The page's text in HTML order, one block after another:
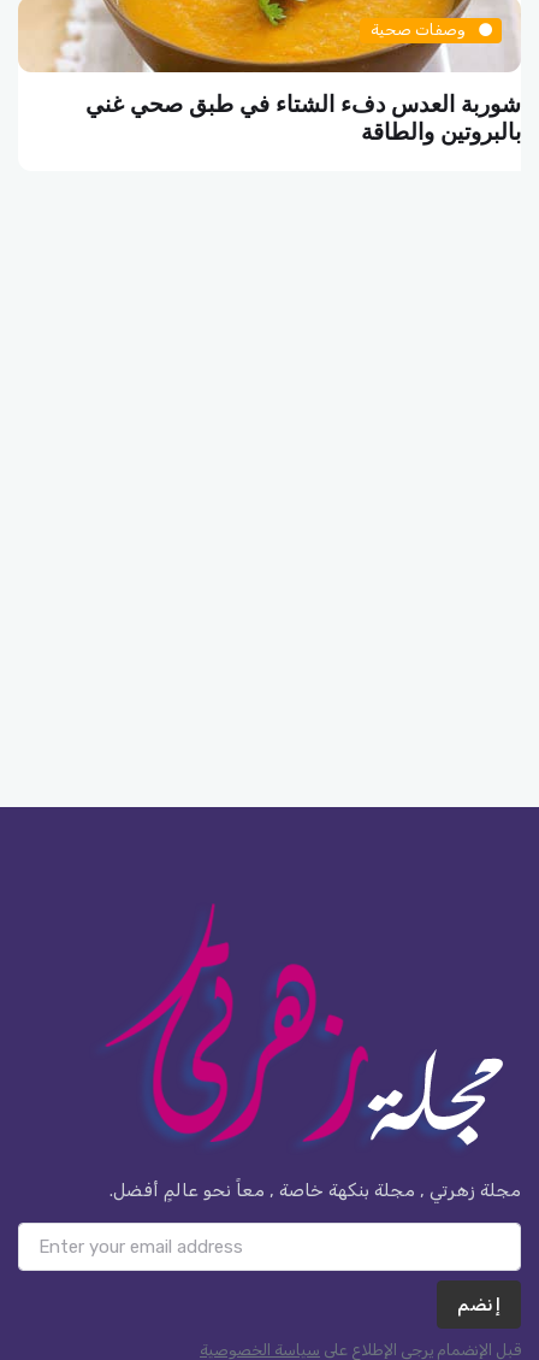
وصفات صحية
البرغر النباتي وجبة الشبع الشهية بين الطعم والصحة
مجلة زهرتي , مجلة بنكهة خاصة , معاً نحو عالمٍ أفضل.
إنضم
قبل الإنضمام يرجى الإطلاع على سياسة الخصوصية